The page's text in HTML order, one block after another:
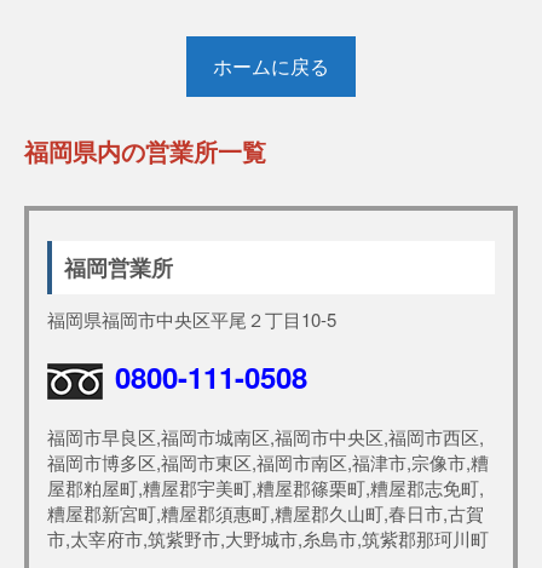
ホームに戻る
福岡県内の営業所一覧
福岡営業所
福岡県福岡市中央区平尾２丁目10-5
0800-111-0508
福岡市早良区,福岡市城南区,福岡市中央区,福岡市西区,
福岡市博多区,福岡市東区,福岡市南区,福津市,宗像市,糟
屋郡粕屋町,糟屋郡宇美町,糟屋郡篠栗町,糟屋郡志免町,
糟屋郡新宮町,糟屋郡須惠町,糟屋郡久山町,春日市,古賀
市,太宰府市,筑紫野市,大野城市,糸島市,筑紫郡那珂川町